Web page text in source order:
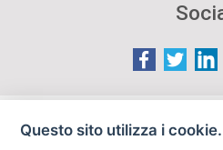
Le immagini presenti nel sito
Questo sito utilizza i